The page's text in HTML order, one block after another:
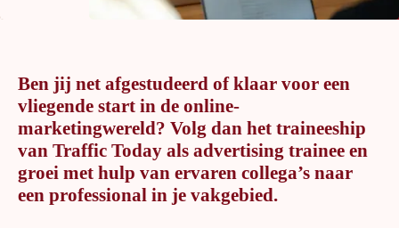
Ben jij net afgestudeerd of klaar voor een
vliegende start in de online-
marketingwereld? Volg dan het traineeship
van Traffic Today als advertising trainee en
groei met hulp van ervaren collega’s naar
een professional in je vakgebied.